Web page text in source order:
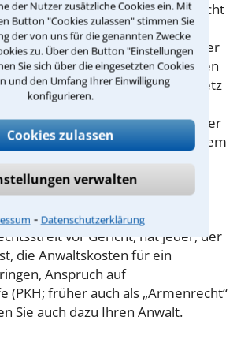
der Nutzer zusätzliche Cookies ein. Mit
Button "Cookies zulassen" stimmen Sie
der von uns für die genannten Zwecke
zu. Über den Button "Einstellungen
Sie sich über die eingesetzten Cookies
und den Umfang Ihrer Einwilligung
konfigurieren.
Cookies zulassen
verwalten
⁃ Datenschutzerklärung
noch nicht vor Gericht
notwendig ist, haben
Einkommen (Maßstab ist hier
die Möglichkeit, einen
gemäß § 1 Beratungshilfegesetz
Wird dieser bewilligt, so
von einem Rechtsanwalt Ihrer
lassen. Der Antrag ist bei dem
Amtsgericht zu stellen,
finden Sie in der
des jeweiligen Gerichts.
vor Gericht, hat jeder, der
die Anwaltskosten für ein
Anspruch auf
(PKH; früher auch als „Armenrecht“
Sie auch dazu Ihren Anwalt.